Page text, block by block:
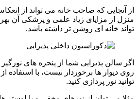
از آنجایی که صاحب خانه می تواند از
منزل از مزایای زیاد علمی و پزشکی آن
تواند خانه ای روشن تر داشته باشد.
اگر سالن پذیرایی شما از پنجره های
روی دیوار ها برخوردار نیست، با استفاده
توانید نور پردازی کنید.